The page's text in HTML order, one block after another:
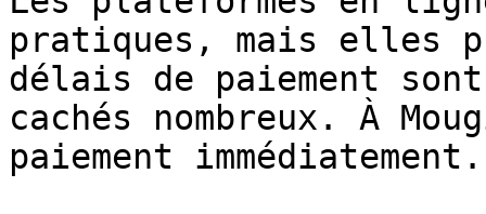
pratiques, mais elles
délais de paiement
cachés nombreux. À
paiement immédiatement.